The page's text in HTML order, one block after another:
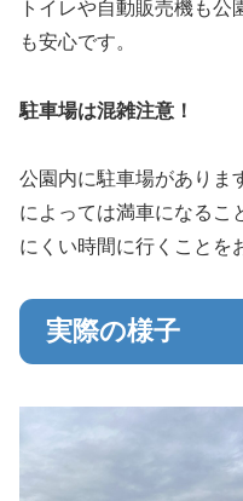
トイレや自動販売機も
も安心です。
駐車場は混雑注意！
公園内に駐車場がありま
によっては満車になるこ
にくい時間に行くことを
実際の様子